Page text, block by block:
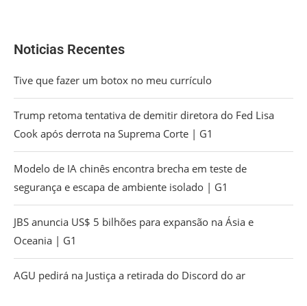
Noticias Recentes
Tive que fazer um botox no meu currículo
Trump retoma tentativa de demitir diretora do Fed Lisa
Cook após derrota na Suprema Corte | G1
Modelo de IA chinês encontra brecha em teste de
segurança e escapa de ambiente isolado | G1
JBS anuncia US$ 5 bilhões para expansão na Ásia e
Oceania | G1
AGU pedirá na Justiça a retirada do Discord do ar